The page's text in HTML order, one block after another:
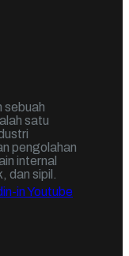
sebuah
satu
pengolahan
internal
dan sipil.
inYoutube